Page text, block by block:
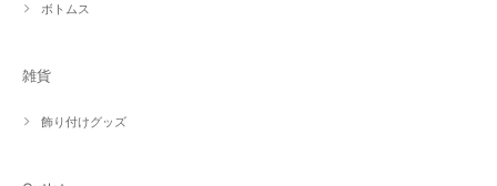
ボトムス
雑貨
飾り付けグッズ